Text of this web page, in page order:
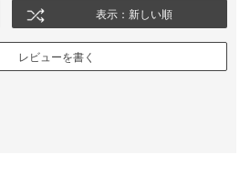
表示：新しい順
レビューを書く